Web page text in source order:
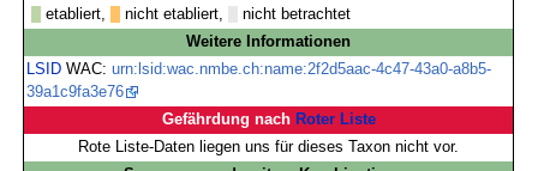
etabliert, nicht etabliert,
nicht betrachtet
Weitere Informationen
LSID WAC:urn:lsid:wac.nmbe.ch:name:2f2d5aac-4c47-43a0-a8b5-
39a1c9fa3e76
Gefährdung nach Roter Liste
Rote Liste-Daten liegen uns für dieses Taxon nicht vor.